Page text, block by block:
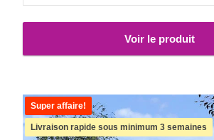
Voir le produit
Super affaire!
Livraison rapide sous minimum 3 semaines